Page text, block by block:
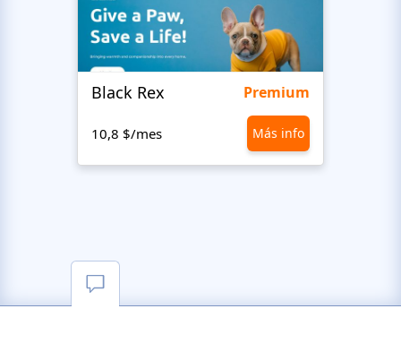
Black Rex Premium
10,8 $/mes Más info